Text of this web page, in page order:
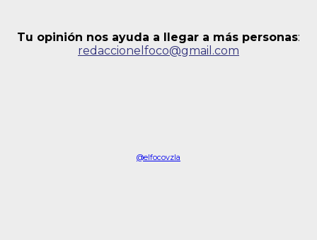
Tu opinión nos ayuda a llegar a más personas:
redaccionelfoco@gmail.com
@elfocovzla